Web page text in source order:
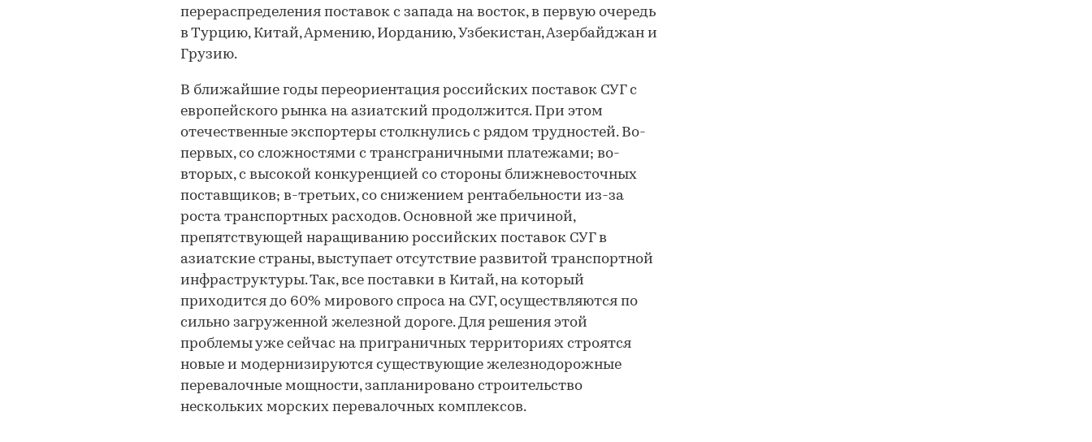
перераспределения поставок с запада на восток, в первую очередь
в Турцию, Китай, Армению, Иорданию, Узбекистан, Азербайджан и
Грузию.
В ближайшие годы переориентация российских поставок СУГ с
европейского рынка на азиатский продолжится. При этом
отечественные экспортеры столкнулись с рядом трудностей. Во-
первых, со сложностями с трансграничными платежами; во-
вторых, с высокой конкуренцией со стороны ближневосточных
поставщиков; в-третьих, со снижением рентабельности из-за
роста транспортных расходов. Основной же причиной,
препятствующей наращиванию российских поставок СУГ в
азиатские страны, выступает отсутствие развитой транспортной
инфраструктуры. Так, все поставки в Китай, на который
приходится до 60% мирового спроса на СУГ, осуществляются по
сильно загруженной железной дороге. Для решения этой
проблемы уже сейчас на приграничных территориях строятся
новые и модернизируются существующие железнодорожные
перевалочные мощности, запланировано строительство
нескольких морских перевалочных комплексов.